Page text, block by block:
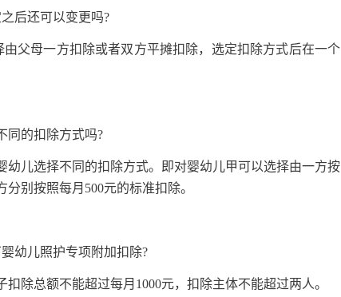
后还可以变更吗?
母一方扣除或者双方平摊扣除，选定扣除方式后在一个
的扣除方式吗?
儿选择不同的扣除方式。即对婴幼儿甲可以选择由一方按
别按照每月500元的标准扣除。
幼儿照护专项附加扣除?
总额不能超过每月1000元，扣除主体不能超过两人。